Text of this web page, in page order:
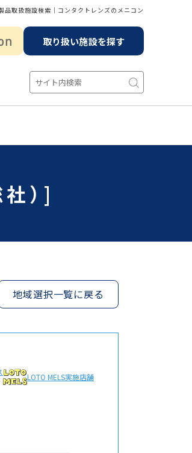
品取扱施設検索│コンタクトレンズのメニコン
取り扱い施設を探す
）]
地域選択一覧に戻る
LOTO MELS実施店舗